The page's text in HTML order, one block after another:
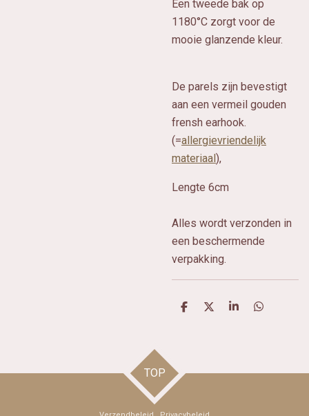
Een tweede bak op
1180°C zorgt voor de
mooie glanzende kleur.
De parels zijn bevestigt
aan een vermeil gouden
frensh earhook.
(=allergievriendelijk
materiaal),
Lengte 6cm
Alles wordt verzonden in
een beschermende
verpakking.
D
D
S
D
TOP